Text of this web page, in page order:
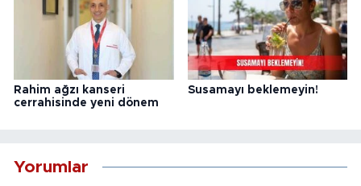
Rahim ağzı kanseri
cerrahisinde yeni dönem
Susamayı beklemeyin!
Yorumlar